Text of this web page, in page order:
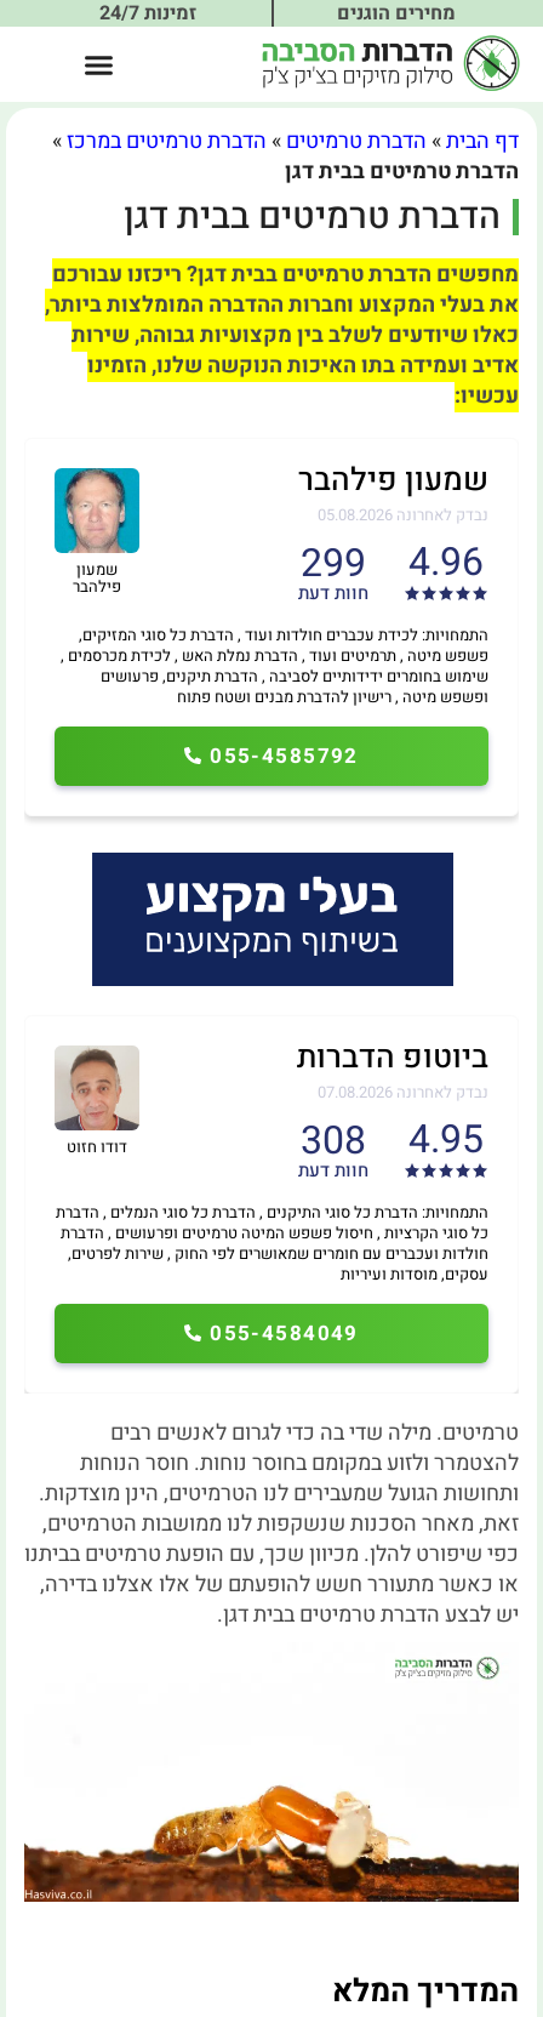
מחירים הוגנים זמינות 24/7
דף הבית» הדברת טרמיטים» הדברת טרמיטים במרכז»
הדברת טרמיטים בבית דגן
הדברת טרמיטים בבית דגן
מחפשים הדברת טרמיטים בבית דגן? ריכזנו עבורכם
את בעלי המקצוע וחברות ההדברה המומלצות ביותר,
כאלו שיודעים לשלב בין מקצועיות גבוהה, שירות
אדיב ועמידה בתו האיכות הנוקשה שלנו, הזמינו
עכשיו:
שמעון
פילהבר
שמעון פילהבר
נבדק לאחרונה 05.08.2026
4.96
299
חוות דעת
055-4585792
התמחויות: לכידת עכברים חולדות ועוד , הדברת כל סוגי המזיקים,
פשפש מיטה , תרמיטים ועוד , הדברת נמלת האש , לכידת מכרסמים ,
שימוש בחומרים ידידותיים לסביבה , הדברת תיקנים, פרעושים
ופשפש מיטה , רישיון להדברת מבנים ושטח פתוח
דודו חזוט
ביוטופ הדברות
נבדק לאחרונה 07.08.2026
4.95
308
חוות דעת
055-4584049
התמחויות: הדברת כל סוגי התיקנים , הדברת כל סוגי הנמלים , הדברת
כל סוגי הקרציות , חיסול פשפש המיטה טרמיטים ופרעושים , הדברת
חולדות ועכברים עם חומרים שמאושרים לפי החוק , שירות לפרטים,
עסקים, מוסדות ועיריות
טרמיטים. מילה שדי בה כדי לגרום לאנשים רבים
להצטמרר ולזוע במקומם בחוסר נוחות. חוסר הנוחות
ותחושות הגועל שמעבירים לנו הטרמיטים, הינן מוצדקות.
זאת, מאחר הסכנות שנשקפות לנו ממושבות הטרמיטים,
כפי שיפורט להלן. מכיוון שכך, עם הופעת טרמיטים בביתנו
או כאשר מתעורר חשש להופעתם של אלו אצלנו בדירה,
יש לבצע הדברת טרמיטים בבית דגן.
המדריך המלא